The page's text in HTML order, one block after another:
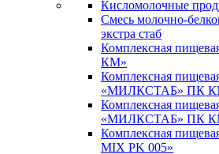
Кисломолочные
Смесь молочно-
экстра стаб
Комплексная
КМ»
Комплексная
«МИЛКСТАБ» ПК
Комплексная
«МИЛКСТАБ» ПК
Комплексная
MIX PK 005»